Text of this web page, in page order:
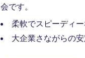
会です。
柔軟でスピーディ
大企業さながらの